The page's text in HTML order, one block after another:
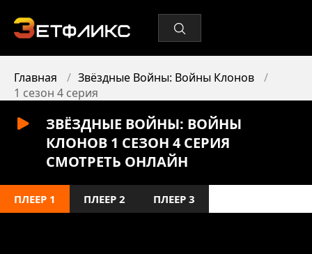
Главная
Звёздные Войны: Войны Клонов
1 сезон 4 серия
ЗВЁЗДНЫЕ ВОЙНЫ: ВОЙНЫ
КЛОНОВ 1 СЕЗОН 4 СЕРИЯ
СМОТРЕТЬ ОНЛАЙН
ПЛЕЕР 1 ПЛЕЕР 2 ПЛЕЕР 3